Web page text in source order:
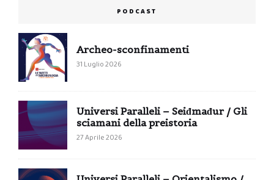
PODCAST
Archeo-sconfinamenti
31 Luglio 2026
Universi Paralleli – Seiđmađur / Gli
sciamani della preistoria
27 Aprile 2026